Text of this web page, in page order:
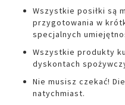
Wszystkie posiłki są
przygotowania w
specjalnych
Wszystkie produkty
dyskontach
Nie musisz czekać!
natychmiast.